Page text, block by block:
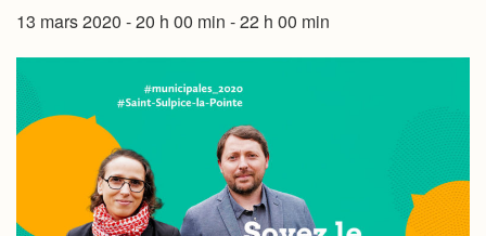
13 mars 2020 - 20 h 00 min -22 h 00 min